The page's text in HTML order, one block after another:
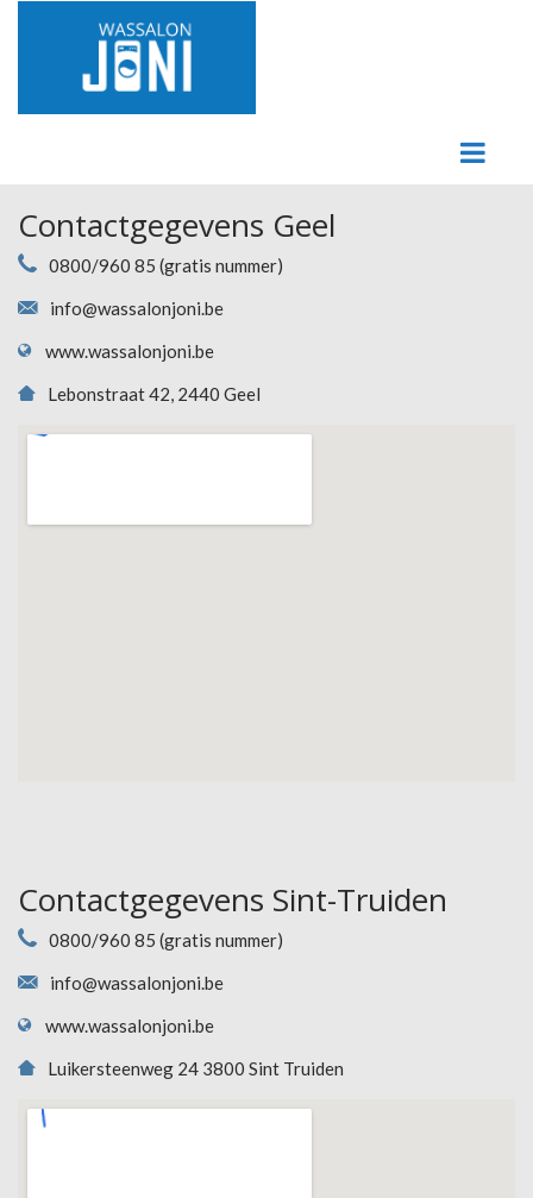
Contactgegevens Geel
0800/960 85 (gratis nummer)
info@wassalonjoni.be
www.wassalonjoni.be
Lebonstraat 42, 2440 Geel
Contactgegevens Sint-Truiden
0800/960 85 (gratis nummer)
info@wassalonjoni.be
www.wassalonjoni.be
Luikersteenweg 24 3800 Sint Truiden